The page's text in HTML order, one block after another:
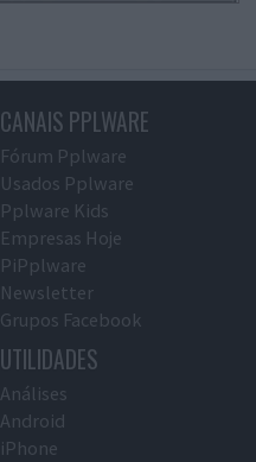
CANAIS PPLWARE
Fórum Pplware
Usados Pplware
Pplware Kids
Empresas Hoje
PiPplware
Newsletter
Grupos Facebook
UTILIDADES
Análises
Android
iPhone